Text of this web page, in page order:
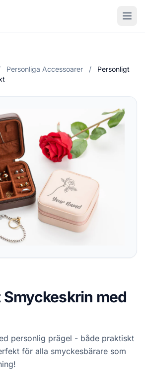
Personliga Accessoarer /
Personligt
med
personlig prägel - både praktiskt
för alla smyckesbärare som